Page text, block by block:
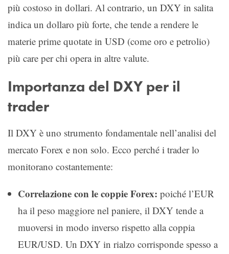
più costoso in dollari. Al contrario, un DXY in salita
indica un dollaro più forte, che tende a rendere le
materie prime quotate in USD (come oro e petrolio)
più care per chi opera in altre valute.
Importanza del DXY per il
trader
Il DXY è uno strumento fondamentale nell’analisi del
mercato Forex e non solo. Ecco perché i trader lo
monitorano costantemente:
Correlazione con le coppie Forex: poiché l’EUR
ha il peso maggiore nel paniere, il DXY tende a
muoversi in modo inverso rispetto alla coppia
EUR/USD. Un DXY in rialzo corrisponde spesso a